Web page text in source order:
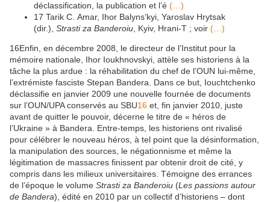
déclassification, la publication et l’é (…)
17 Tarik C. Amar, Ihor Balyns’kyi, Yaroslav Hrytsak
(dir.), Strasti za Banderoiu , Kyiv, Hrani-T ; voir (…)
16Enfin, en décembre 2008, le directeur de l’Institut pour la
mémoire nationale, Ihor Ioukhnovskyi, attèle ses historiens à la
tâche la plus ardue : la réhabilitation du chef de l’OUN lui-même,
l’extrémiste fasciste Stepan Bandera. Dans ce but, Iouchtchenko
déclassifie en janvier 2009 une nouvelle fournée de documents
sur l’OUN/UPA conservés au SBU16 et, fin janvier 2010, juste
avant de quitter le pouvoir, décerne le titre de « héros de
l’Ukraine » à Bandera. Entre-temps, les historiens ont rivalisé
pour célébrer le nouveau héros, à tel point que la désinformation,
la manipulation des sources, le négationnisme et même la
légitimation de massacres finissent par obtenir droit de cité, y
compris dans les milieux universitaires. Témoigne des errances
de l’époque le volume Strasti za Banderoiu (Les passions autour
de Bandera), édité en 2010 par un collectif d’historiens – dont